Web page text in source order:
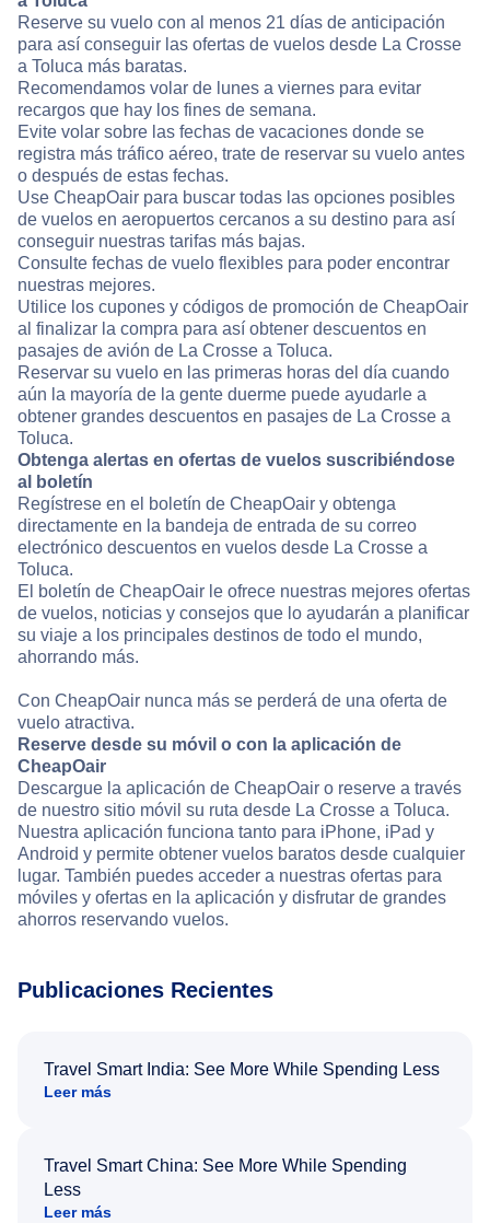
Reserve su vuelo con al menos 21 días de anticipación
para así conseguir las ofertas de vuelos desde La Crosse
a Toluca más baratas.
Recomendamos volar de lunes a viernes para evitar
recargos que hay los fines de semana.
Evite volar sobre las fechas de vacaciones donde se
registra más tráfico aéreo, trate de reservar su vuelo antes
o después de estas fechas.
Use CheapOair para buscar todas las opciones posibles
de vuelos en aeropuertos cercanos a su destino para así
conseguir nuestras tarifas más bajas.
Consulte fechas de vuelo flexibles para poder encontrar
nuestras mejores.
Utilice los cupones y códigos de promoción de CheapOair
al finalizar la compra para así obtener descuentos en
pasajes de avión de La Crosse a Toluca.
Reservar su vuelo en las primeras horas del día cuando
aún la mayoría de la gente duerme puede ayudarle a
obtener grandes descuentos en pasajes de La Crosse a
Toluca.
Obtenga alertas en ofertas de vuelos suscribiéndose
al boletín
Regístrese en el boletín de CheapOair y obtenga
directamente en la bandeja de entrada de su correo
electrónico descuentos en vuelos desde La Crosse a
Toluca.
El boletín de CheapOair le ofrece nuestras mejores ofertas
de vuelos, noticias y consejos que lo ayudarán a planificar
su viaje a los principales destinos de todo el mundo,
ahorrando más.
Con CheapOair nunca más se perderá de una oferta de
vuelo atractiva.
Reserve desde su móvil o con la aplicación de
CheapOair
Descargue la aplicación de CheapOair o reserve a través
de nuestro sitio móvil su ruta desde La Crosse a Toluca.
Nuestra aplicación funciona tanto para iPhone, iPad y
Android y permite obtener vuelos baratos desde cualquier
lugar. También puedes acceder a nuestras ofertas para
móviles y ofertas en la aplicación y disfrutar de grandes
ahorros reservando vuelos.
Publicaciones Recientes
Travel Smart India: See More While Spending Less
Leer más
Travel Smart China: See More While Spending
Less
Leer más